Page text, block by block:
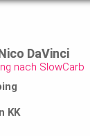
DaVinci
nach SlowCarb
KK